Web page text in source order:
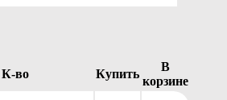
К-во Купить
В
корзине